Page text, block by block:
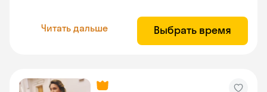
Читать дальше Выбрать время